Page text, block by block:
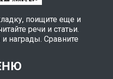
поищите еще и
речи и статьи.
награды. Сравните